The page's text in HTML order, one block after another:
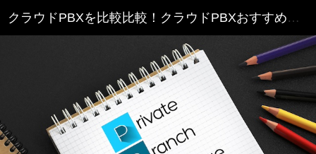
クラウドPBXを比較比較！クラウドPBXおすすめランキング